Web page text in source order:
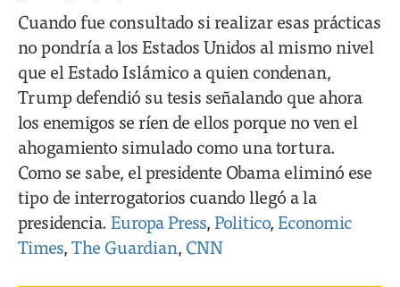
Cuando fue consultado si realizar esas prácticas
no pondría a los Estados Unidos al mismo nivel
que el Estado Islámico a quien condenan,
Trump defendió su tesis señalando que ahora
los enemigos se ríen de ellos porque no ven el
ahogamiento simulado como una tortura.
Como se sabe, el presidente Obama eliminó ese
tipo de interrogatorios cuando llegó a la
presidencia. Europa Press, Politico,Economic
Times,The Guardian, CNN